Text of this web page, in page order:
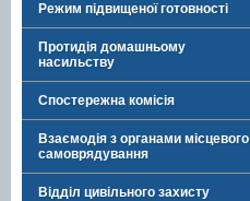
Режим підвищеної готовності
Протидія домашньому
насильству
Спостережна комісія
Взаємодія з органами місцевого
самоврядування
Відділ цивільного захисту